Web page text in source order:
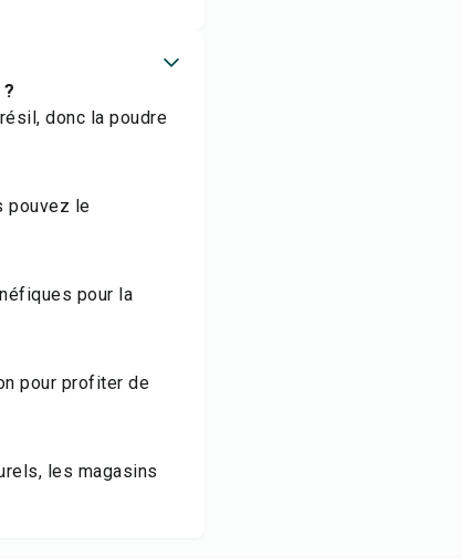
donc la poudre
pouvez le
pour la
pour profiter de
les magasins